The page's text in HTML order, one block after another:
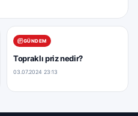
GÜNDEM
Topraklı priz nedir?
03.07.2024 23:13